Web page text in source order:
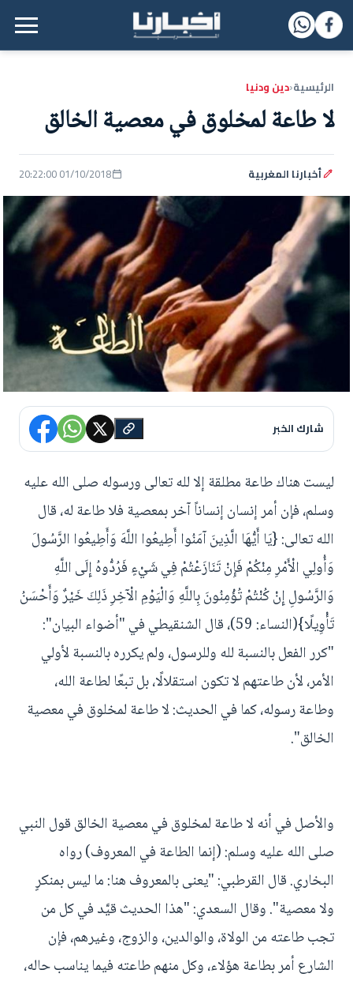
القائمة الرئيسية
الرئيسية‹دين ودنيا
لا طاعة لمخلوق في معصية الخالق
أخبارنا المغربية 01/10/2018 20:22:00
شارك الخبر
ليست هناك طاعة مطلقة إلا لله تعالى ورسوله صلى الله عليه
وسلم، فإن أمر إنسان إنساناً آخر بمعصية فلا طاعة له، قال
الله تعالى: {يَا أَيُّهَا الَّذِينَ آمَنُوا أَطِيعُوا اللَّهَ وَأَطِيعُوا الرَّسُولَ
وَأُولِي الْأَمْرِ مِنْكُمْ فَإِنْ تَنَازَعْتُمْ فِي شَيْءٍ فَرُدُّوهُ إِلَى اللَّهِ
وَالرَّسُولِ إِنْ كُنْتُمْ تُؤْمِنُونَ بِاللَّهِ وَالْيَوْمِ الْآخِرِ ذَلِكَ خَيْرٌ وَأَحْسَنُ
تَأْوِيلًا}(النساء: 59)، قال الشنقيطي في "أضواء البيان":
"كرر الفعل بالنسبة لله وللرسول، ولم يكرره بالنسبة لأولي
الأمر، لأن طاعتهم لا تكون استقلالًا، بل تبعًا لطاعة الله،
وطاعة رسوله، كما في الحديث: لا طاعة لمخلوق في معصية
الخالق".
والأصل في أنه لا طاعة لمخلوق في معصية الخالق قول النبي
صلى الله عليه وسلم: (إنما الطاعة في المعروف) رواه
البخاري. قال القرطبي: "يعنى بالمعروف هنا: ما ليس بمنكرٍ
ولا معصية". وقال السعدي: "هذا الحديث قيَّد في كل من
تجب طاعته من الولاة، والوالدين، والزوج، وغيرهم، فإن
الشارع أمر بطاعة هؤلاء، وكل منهم طاعته فيما يناسب حاله،